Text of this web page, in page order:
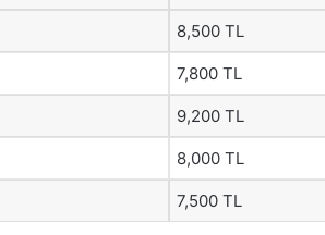
8,500 TL
7,800 TL
9,200 TL
8,000 TL
7,500 TL